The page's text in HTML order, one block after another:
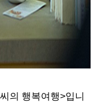
의 행복여행>입니